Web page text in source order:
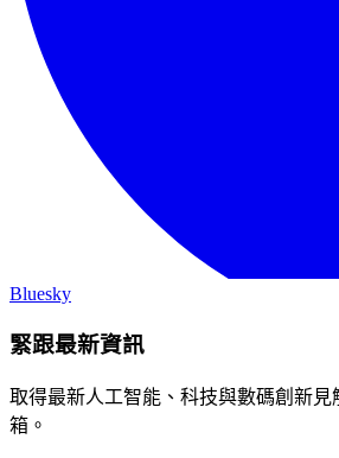
Bluesky
緊跟最新資訊
取得最新人工智能、科技與數碼創新見
箱。